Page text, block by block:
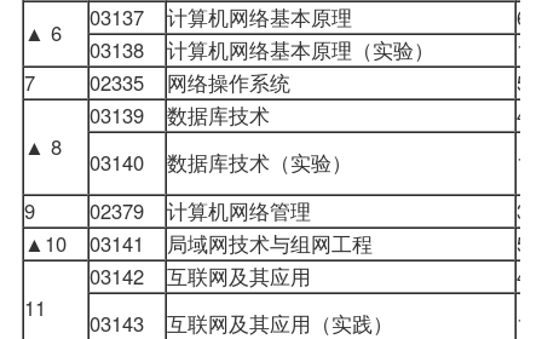
▲ 6
03137 计算机网络基本原理
03138 计算机网络基本原理（实验）
7
02335 网络操作系统
▲ 8
03139 数据库技术
03140 数据库技术（实验）
9
02379 计算机网络管理
▲10 03141 局域网技术与组网工程
11
03142 互联网及其应用
03143 互联网及其应用（实践）